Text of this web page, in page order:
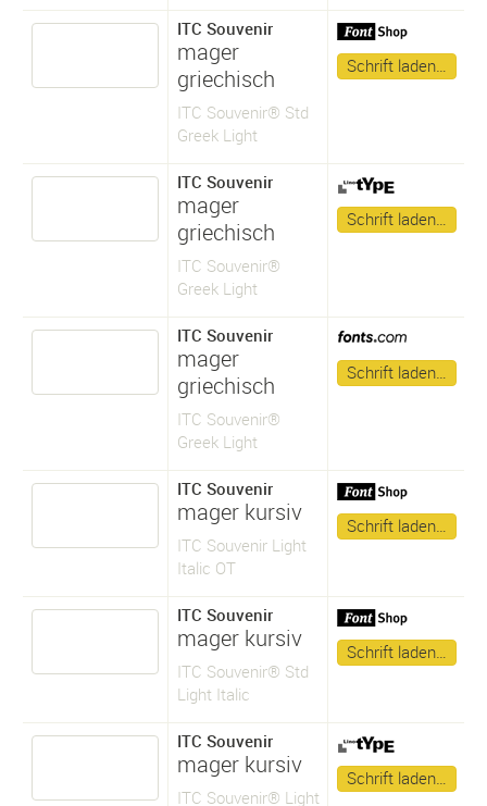
ITC Souvenir
mager
griechisch
ITC Souvenir® Std
Greek Light
Schrift laden…
ITC Souvenir
mager
griechisch
ITC Souvenir®
Greek Light
Schrift laden…
ITC Souvenir
mager
griechisch
ITC Souvenir®
Greek Light
Schrift laden…
ITC Souvenir
mager kursiv
ITC Souvenir Light
Italic OT
Schrift laden…
ITC Souvenir
mager kursiv
ITC Souvenir® Std
Light Italic
Schrift laden…
ITC Souvenir
mager kursiv
ITC Souvenir® Light
Schrift laden…